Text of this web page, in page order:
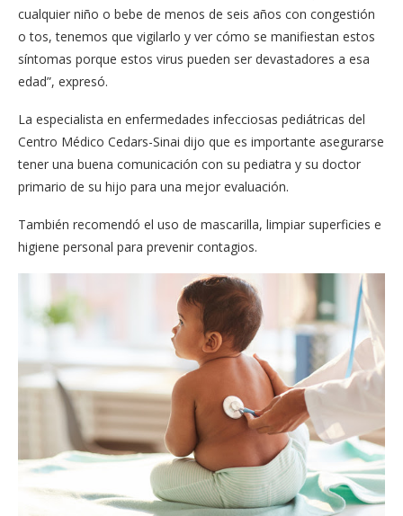
cualquier niño o bebe de menos de seis años con congestión
o tos, tenemos que vigilarlo y ver cómo se manifiestan estos
síntomas porque estos virus pueden ser devastadores a esa
edad”, expresó.
La especialista en enfermedades infecciosas pediátricas del
Centro Médico Cedars-Sinai dijo que es importante asegurarse
tener una buena comunicación con su pediatra y su doctor
primario de su hijo para una mejor evaluación.
También recomendó el uso de mascarilla, limpiar superficies e
higiene personal para prevenir contagios.